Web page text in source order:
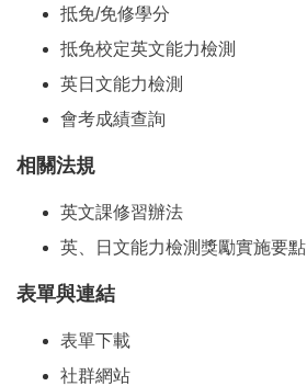
抵免/免修學分
抵免校定英文能力檢測
英日文能力檢測
會考成績查詢
相關法規
英文課修習辦法
英、日文能力檢測獎勵實施要點
表單與連結
表單下載
社群網站